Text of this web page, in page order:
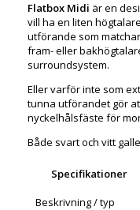
Flatbox Midi är en
vill ha en liten
utförande som
fram- eller
surroundsystem.
Eller varför inte som
tunna utförandet gör
nyckelhålsfäste för
Både svart och vitt
Specifikationer
Beskrivning / typ